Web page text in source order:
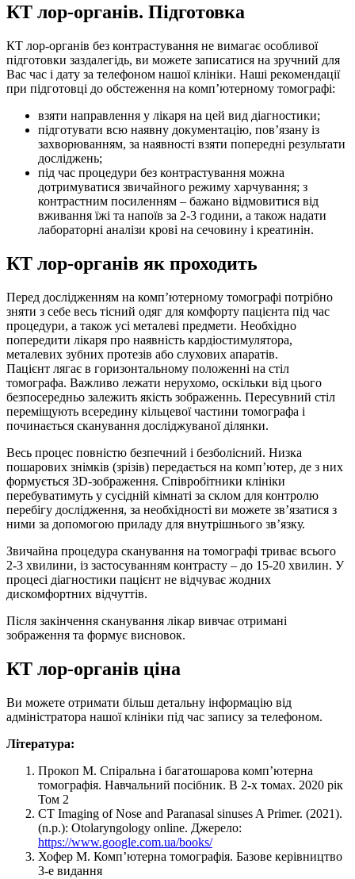
КТ лор-органів. Підготовка
КТ лор-органів без контрастування не вимагає особливої
підготовки заздалегідь, ви можете записатися на зручний для
Вас час і дату за телефоном нашої клініки. Наші рекомендації
при підготовці до обстеження на комп’ютерному томографі:
взяти направлення у лікаря на цей вид діагностики;
підготувати всю наявну документацію, пов’язану із
захворюванням, за наявності взяти попередні результати
досліджень;
під час процедури без контрастування можна
дотримуватися звичайного режиму харчування; з
контрастним посиленням – бажано відмовитися від
вживання їжі та напоїв за 2-3 години, а також надати
лабораторні аналізи крові на сечовину і креатинін.
КТ лор-органів як проходить
Перед дослідженням на комп’ютерному томографі потрібно
зняти з себе весь тісний одяг для комфорту пацієнта під час
процедури, а також усі металеві предмети. Необхідно
попередити лікаря про наявність кардіостимулятора,
металевих зубних протезів або слухових апаратів.
Пацієнт лягає в горизонтальному положенні на стіл
томографа. Важливо лежати нерухомо, оскільки від цього
безпосередньо залежить якість зображеннь. Пересувний стіл
переміщують всередину кільцевої частини томографа і
починається сканування досліджуваної ділянки.
Весь процес повністю безпечний і безболісний. Низка
пошарових знімків (зрізів) передається на комп’ютер, де з них
формується 3D-зображення. Співробітники клініки
перебуватимуть у сусідній кімнаті за склом для контролю
перебігу дослідження, за необхідності ви можете зв’язатися з
ними за допомогою приладу для внутрішнього зв’язку.
Звичайна процедура сканування на томографі триває всього
2-3 хвилини, із застосуванням контрасту – до 15-20 хвилин. У
процесі діагностики пацієнт не відчуває жодних
дискомфортних відчуттів.
Після закінчення сканування лікар вивчає отримані
зображення та формує висновок.
КТ лор-органів ціна
Ви можете отримати більш детальну інформацію від
адміністратора нашої клініки під час запису за телефоном.
Література:
Прокоп М. Спіральна і багатошарова комп’ютерна
томографія. Навчальний посібник. В 2-х томах. 2020 рік
Том 2
CT Imaging of Nose and Paranasal sinuses A Primer. (2021).
(n.p.): Otolaryngology online. Джерело:
https://www.google.com.ua/books/
Хофер М. Комп’ютерна томографія. Базове керівництво
3-е видання